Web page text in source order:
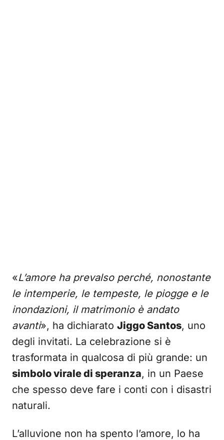
«L’amore ha prevalso perché, nonostante
le intemperie, le tempeste, le piogge e le
inondazioni, il matrimonio è andato
avanti», ha dichiarato Jiggo Santos, uno
degli invitati. La celebrazione si è
trasformata in qualcosa di più grande: un
simbolo virale di speranza, in un Paese
che spesso deve fare i conti con i disastri
naturali.
L’alluvione non ha spento l’amore, lo ha